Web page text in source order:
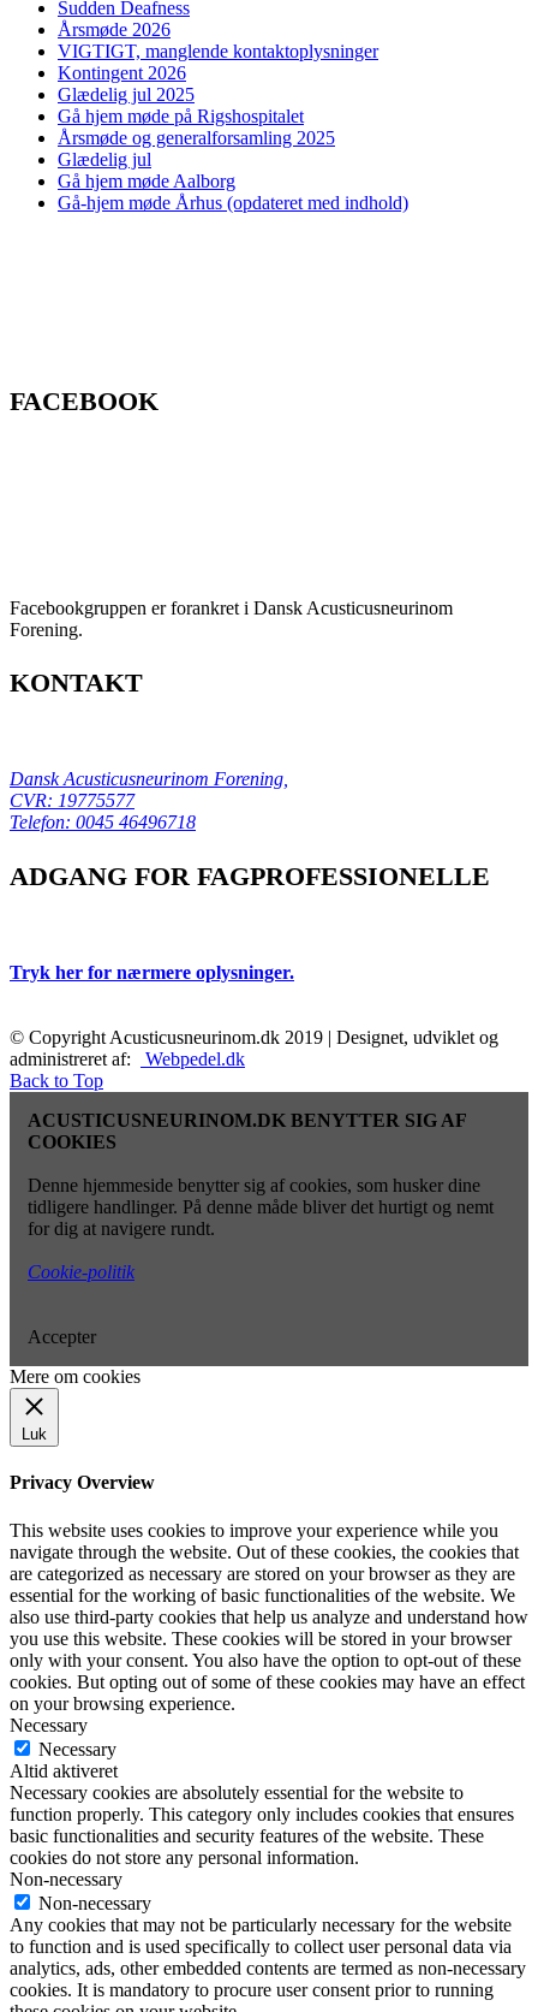
Sudden Deafness
Årsmøde 2026
VIGTIGT, manglende kontaktoplysninger
Kontingent 2026
Glædelig jul 2025
Gå hjem møde på Rigshospitalet
Årsmøde og generalforsamling 2025
Glædelig jul
Gå hjem møde Aalborg
Gå-hjem møde Århus (opdateret med indhold)
FACEBOOK
Facebookgruppen er forankret i Dansk Acusticusneurinom
Forening.
KONTAKT
Dansk Acusticusneurinom Forening,
CVR: 19775577
Telefon: 0045 46496718
ADGANG FOR FAGPROFESSIONELLE
Tryk her for nærmere oplysninger.
© Copyright Acusticusneurinom.dk 2019 | Designet, udviklet og
administreret af:
Webpedel.dk
Back to Top
ACUSTICUSNEURINOM.DK BENYTTER SIG AF
COOKIES
Denne hjemmeside benytter sig af cookies, som husker dine
tidligere handlinger. På denne måde bliver det hurtigt og nemt
for dig at navigere rundt.
Cookie-politik
Accepter
Mere om cookies
Luk
Privacy Overview
This website uses cookies to improve your experience while you
navigate through the website. Out of these cookies, the cookies that
are categorized as necessary are stored on your browser as they are
essential for the working of basic functionalities of the website. We
also use third-party cookies that help us analyze and understand how
you use this website. These cookies will be stored in your browser
only with your consent. You also have the option to opt-out of these
cookies. But opting out of some of these cookies may have an effect
on your browsing experience.
Necessary
Necessary
Altid aktiveret
Necessary cookies are absolutely essential for the website to
function properly. This category only includes cookies that ensures
basic functionalities and security features of the website. These
cookies do not store any personal information.
Non-necessary
Non-necessary
Any cookies that may not be particularly necessary for the website
to function and is used specifically to collect user personal data via
analytics, ads, other embedded contents are termed as non-necessary
cookies. It is mandatory to procure user consent prior to running